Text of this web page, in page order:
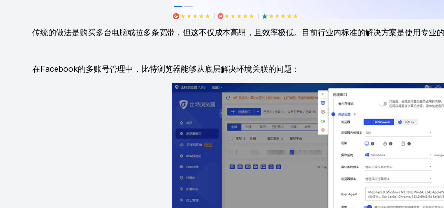
传统的做法是购买多台电脑或拉多条宽带，但这不仅成本高昂，且效率极低。目前行业内标准的解决方案是使用专业
在Facebook的多账号管理中，比特浏览器能够从底层解决环境关联的问题：